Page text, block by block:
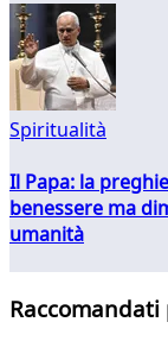
Spiritualità
Il Papa: la
benessere ma
umanità